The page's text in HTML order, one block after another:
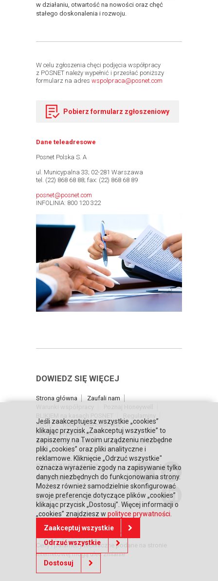
w działaniu, otwartość na nowości oraz chęć
stałego doskonalenia i rozwoju.
W celu zgłoszenia chęci podjęcia współpracy
z POSNET należy wypełnić i przesłać poniższy
formularz na adres wspolpraca@posnet.com
Pobierz formularz zgłoszeniowy
Dane teleadresowe
Posnet Polska S. A
ul. Municypalna 33; 02-281 Warszawa
tel. (22) 868 68 88; fax: (22) 868 68 89
posnet@posnet.com
INFOLINIA: 800 120 322
DOWIEDZ SIĘ WIĘCEJ
Strona główna
Zaufali nam
RODO
Relacje inwestorskie
Polityka prywatności
Informacja o przetwarzaniu danych osobowych
POTRZEBUJESZ
POMOCY?
Skontaktuj się z nami
© Copyright 2026 Posnet Polska S.A.
Ceny i parametry techniczne podane na stronie
internetowej mogą ulec zmianie
Jeśli zaakceptujesz wszystkie „cookies”
klikając przycisk „Zaakceptuj wszystkie” to
zapiszemy na Twoim urządzeniu niezbędne
pliki „cookies” oraz pliki analityczne i
reklamowe. Kliknięcie „Odrzuć wszystkie"
oznacza wyrażenie zgody na zapisywanie tylko
danych niezbędnych do funkcjonowania strony.
Możesz również samodzielnie skonfigurować
swoje preferencje dotyczące plików „cookies”
klikając przycisk „Dostosuj”. Więcej informacji o
„cookies” znajdziesz w polityce prywatności
Zaakceptuj wszystkie
Odrzuć wszystkie
Dostosuj